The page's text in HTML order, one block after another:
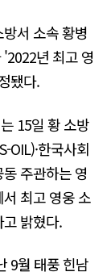
서 소속 황병
년 최고 영
됐다.
15일 황 소방
OIL)·한국사회
주관하는 영
최고 영웅 소
밝혔다.
9월 태풍 힌남